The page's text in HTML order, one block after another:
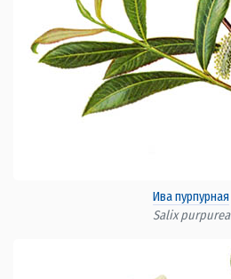
Ива пурпурная
Salix purpurea